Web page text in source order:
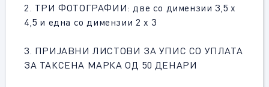
2. ТРИ ФОТОГРАФИИ: две со димензии 3,5 x
4,5 и една со димензии 2 x 3
3. ПРИЈАВНИ ЛИСТОВИ ЗА УПИС СО УПЛАТА
ЗА ТАКСЕНА МАРКА ОД 50 ДЕНАРИ